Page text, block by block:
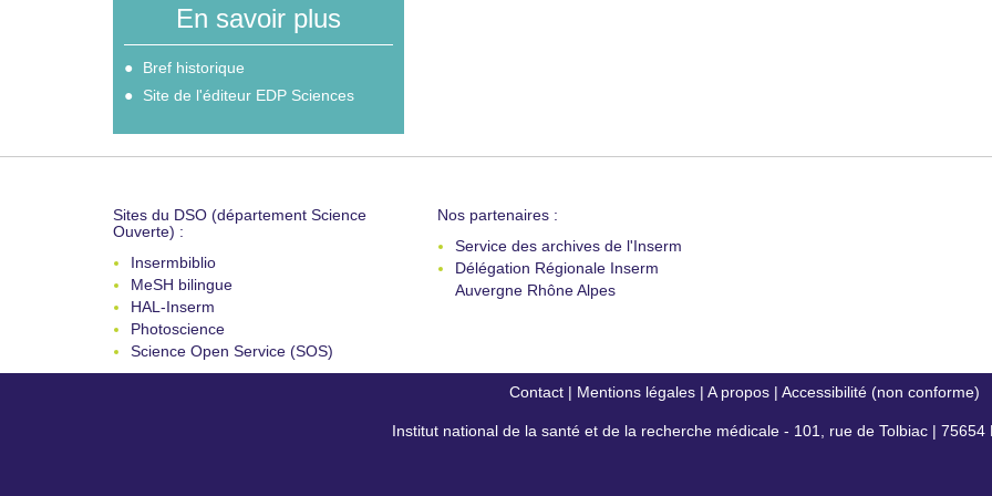
En savoir plus
Bref historique
Site de l'éditeur EDP Sciences
Sites du DSO (département Science
Ouverte) :
Insermbiblio
MeSH bilingue
HAL-Inserm
Photoscience
Science Open Service (SOS)
Nos partenaires :
Service des archives de l'Inserm
Délégation Régionale Inserm
Auvergne Rhône Alpes
Contact| Mentions légales| A propos| Accessibilité (non conforme)
Institut national de la santé et de la recherche médicale - 101, rue de Tolbiac | 75654